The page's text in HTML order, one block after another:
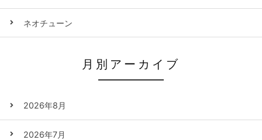
ネオチューン
月別アーカイブ
2026年8月
2026年7月